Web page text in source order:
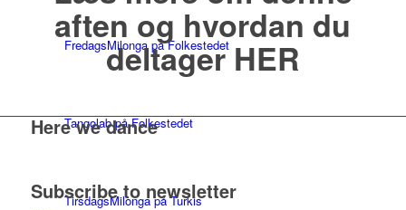
FredagsMilonga på Folkestedet
Tangolab på Folkestedet
TirsdagsMilonga på Turkis
aften og hvordan du
deltagerHER
Here we dance
Subscribe to newsletter